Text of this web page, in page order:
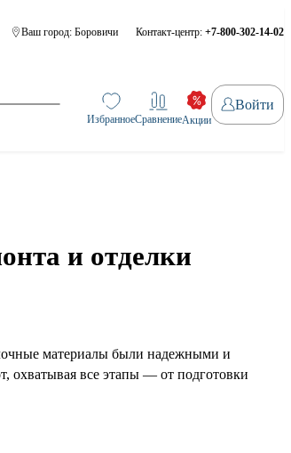
Ваш город: Боровичи Контакт-центр: +7-800-302-14-02
ИзбранноеСравнениеАкции
Войти
и отделки
материалы были надежными и
охватывая все этапы — от подготовки